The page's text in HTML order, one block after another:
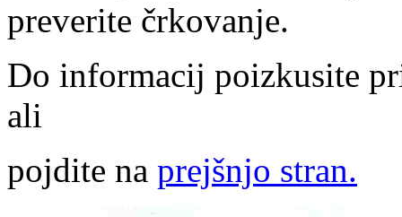
preverite črkovanje.
Do informacij poizkusite
ali
pojdite na prejšnjo stran.